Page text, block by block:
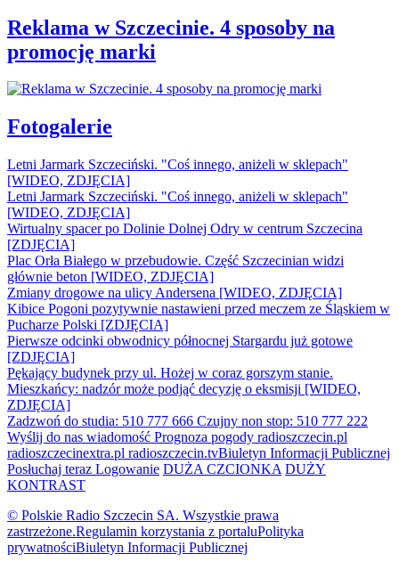
Reklama w Szczecinie. 4 sposoby na
promocję marki
Fotogalerie
Letni Jarmark Szczeciński. "Coś innego, aniżeli w sklepach"
[WIDEO, ZDJĘCIA]
Letni Jarmark Szczeciński. "Coś innego, aniżeli w sklepach"
[WIDEO, ZDJĘCIA]
Wirtualny spacer po Dolinie Dolnej Odry w centrum Szczecina
[ZDJĘCIA]
Plac Orła Białego w przebudowie. Część Szczecinian widzi
głównie beton [WIDEO, ZDJĘCIA]
Zmiany drogowe na ulicy Andersena [WIDEO, ZDJĘCIA]
Kibice Pogoni pozytywnie nastawieni przed meczem ze Śląskiem w
Pucharze Polski [ZDJĘCIA]
Pierwsze odcinki obwodnicy północnej Stargardu już gotowe
[ZDJĘCIA]
Pękający budynek przy ul. Hożej w coraz gorszym stanie.
Mieszkańcy: nadzór może podjąć decyzję o eksmisji [WIDEO,
ZDJĘCIA]
Zadzwoń do studia: 510 777 666 Czujny non stop: 510 777 222
Wyślij do nas wiadomość Prognoza pogody radioszczecin.pl
radioszczecinextra.pl radioszczecin.tvBiuletyn Informacji Publicznej
Posłuchaj teraz Logowanie DUŻA CZCIONKA DUŻY
KONTRAST
© Polskie Radio Szczecin SA. Wszystkie prawa
zastrzeżone.Regulamin korzystania z portaluPolityka
prywatnościBiuletyn Informacji Publicznej